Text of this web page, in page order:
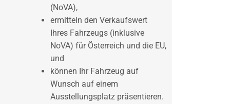
(NoVA),
ermitteln den Verkaufswert
Ihres Fahrzeugs (inklusive
NoVA) für Österreich und die EU,
und
können Ihr Fahrzeug auf
Wunsch auf einem
Ausstellungsplatz präsentieren.